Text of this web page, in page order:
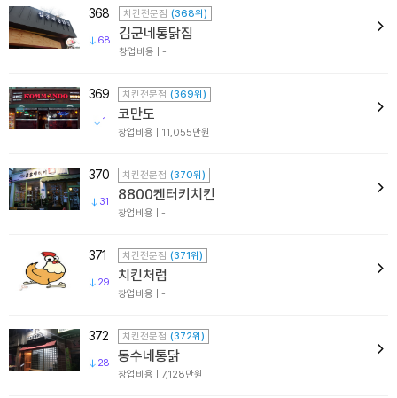
368
68
치킨전문점 (368위)
김군네통닭집
창업비용 | -
369
1
치킨전문점 (369위)
코만도
창업비용 | 11,055만원
370
31
치킨전문점 (370위)
8800켄터키치킨
창업비용 | -
371
29
치킨전문점 (371위)
치킨처럼
창업비용 | -
372
28
치킨전문점 (372위)
동수네통닭
창업비용 | 7,128만원